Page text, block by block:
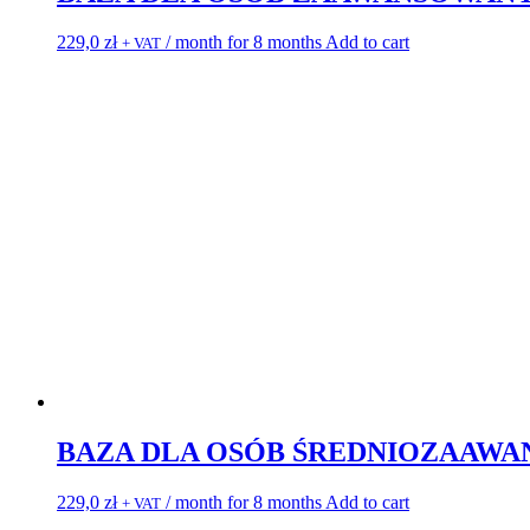
229,0 zł + VAT / month for 8 monthsAdd to cart
BAZA DLA OSÓB
229,0 zł + VAT / month for 8 months Add to cart